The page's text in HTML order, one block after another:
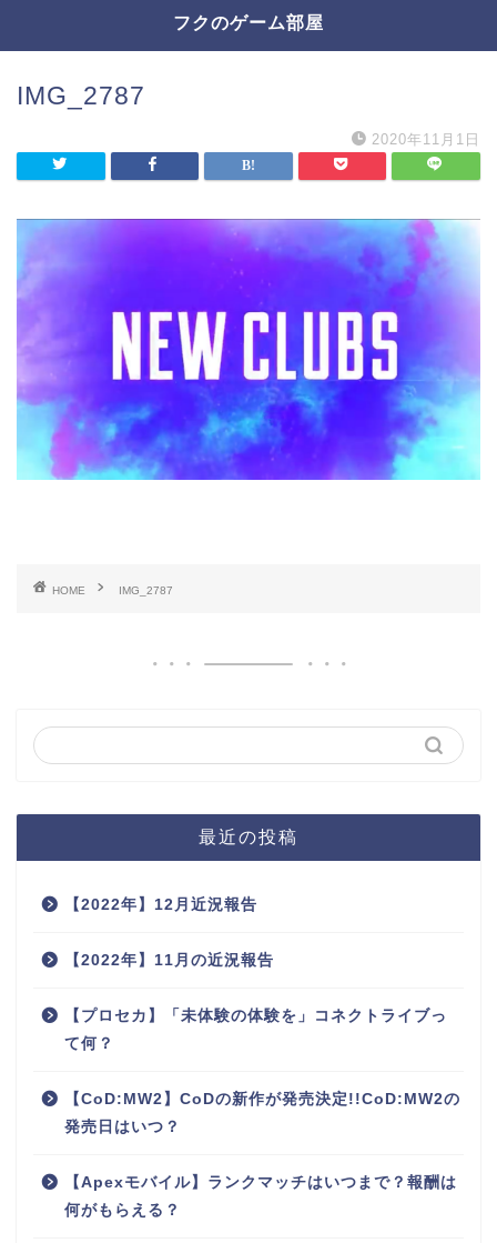
フクのゲーム部屋
IMG_2787
2020年11月1日
HOME IMG_2787
最近の投稿
【2022年】12月近況報告
【2022年】11月の近況報告
【プロセカ】「未体験の体験を」コネクトライブっ
て何？
【CoD:MW2】CoDの新作が発売決定!!CoD:MW2の
発売日はいつ？
【Apexモバイル】ランクマッチはいつまで？報酬は
何がもらえる？